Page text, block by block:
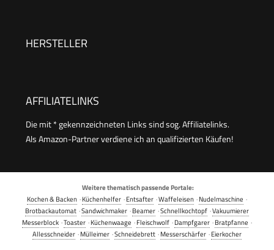
HERSTELLER
AFFILIATELINKS
Die mit * gekennzeichneten Links sind sog. Affiliatelinks.
Als Amazon-Partner verdiene ich an qualifizierten Käufen!
Weitere thematisch passende Portale:
Kochen & Backen ·Küchenhelfer ·Entsafter ·Waffeleisen ·Nudelmaschine ·
Brotbackautomat ·Sandwichmaker ·Beamer ·Schnellkochtopf ·Vakuumierer
Messerblock ·Toaster ·Küchenwaage ·Fleischwolf ·Dampfgarer ·Bratpfanne ·
Allesschneider ·Mülleimer ·Schneidebrett ·Messerschärfer ·Eierkocher